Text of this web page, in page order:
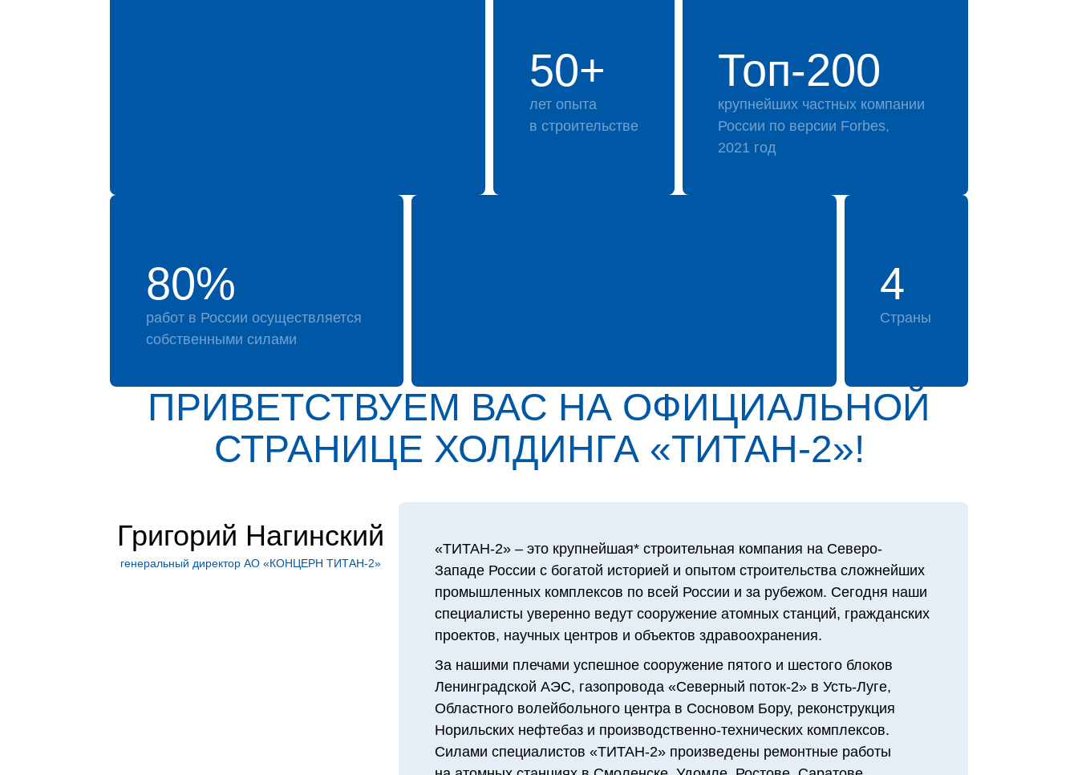
50+
лет опыта
в строительстве
Топ-200
крупнейших частных компании
России по версии Forbes,
2021 год
80%
работ в России осуществляется
собственными силами
4
Страны
ПРИВЕТСТВУЕМ ВАС НА ОФИЦИАЛЬНОЙ
СТРАНИЦЕ ХОЛДИН­ГА «ТИТАН‑2»!
Григорий Нагинский
генеральный директор АО «КОНЦЕРН ТИТАН‑2»
«ТИТАН‑2» – это крупнейшая* строительная компания на Северо-
Западе России с богатой историей и опытом строительства сложнейших
промышленных комплексов по всей России и за рубежом. Сегодня наши
специалисты уверенно ведут сооружение атомных станций, гражданских
проектов, научных центров и объектов здравоохранения.
За нашими плечами успешное сооружение пятого и шестого блоков
Ленинградской АЭС, газопровода «Северный поток-2» в Усть-Луге,
Областного волейбольного центра в Сосновом Бору, реконструкция
Норильских нефтебаз и производственно-технических комплексов.
Силами специалистов «ТИТАН‑2» произведены ремонтные работы